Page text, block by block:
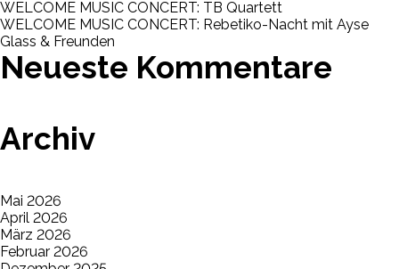
WELCOME MUSIC CONCERT: TB Quartett
WELCOME MUSIC CONCERT: Rebetiko-Nacht mit Ayse
Glass & Freunden
Neueste Kommentare
Archiv
Mai 2026
April 2026
März 2026
Februar 2026